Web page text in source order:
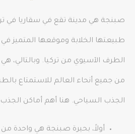
صبنجة هي مدينة تقع في سقاريا في
طبيعتها الخلابة وموقعها المتميز
الطرف الآسيوي من تركيا. وبالتالي،
من جميع أنحاء العالم للاستمتاع
الجذب السياحي. هنا أهم أماكن
أولاً، بحيرة صبنجة هي واحدة من